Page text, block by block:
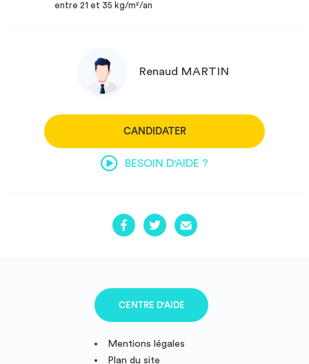
entre 21 et 35 kg/m²/an
Renaud MARTIN
CANDIDATER
BESOIN D'AIDE ?
Mentions légales
Plan du site
CENTRE D'AIDE